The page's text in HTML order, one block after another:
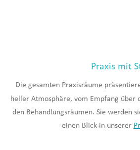
Praxis mit
Die gesamten Praxisräume
heller Atmosphäre, vom Empfang über
den Behandlungsräumen. Sie werden
einen Blick in unserer